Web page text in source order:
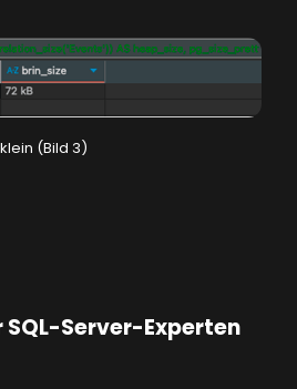
(Bild 3)
Server-Experten